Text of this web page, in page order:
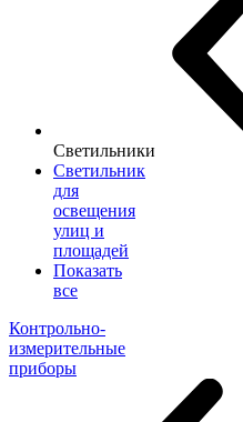
Светильники
Светильник
для
освещения
улиц и
площадей
Показать
все
Контрольно-
измерительные
приборы